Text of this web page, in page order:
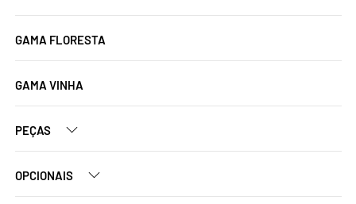
GAMA FLORESTA
GAMA VINHA
PEÇAS
OPCIONAIS